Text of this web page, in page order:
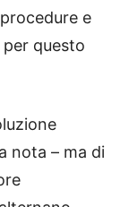
e
questo
nota – ma di